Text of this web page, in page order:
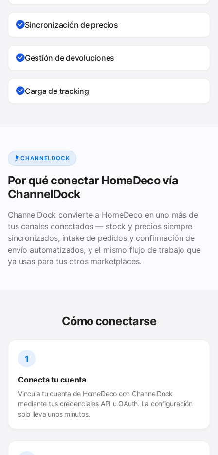
Sincronización de precios
Gestión de devoluciones
Carga de tracking
CHANNELDOCK
Por qué conectar HomeDeco vía
ChannelDock
ChannelDock convierte a HomeDeco en uno más de
tus canales conectados — stock y precios siempre
sincronizados, intake de pedidos y confirmación de
envío automatizados, y el mismo flujo de trabajo que
ya usas para tus otros marketplaces.
Cómo conectarse
1
Conecta tu cuenta
Vincula tu cuenta de HomeDeco con ChannelDock
mediante tus credenciales API u OAuth. La configuración
solo lleva unos minutos.